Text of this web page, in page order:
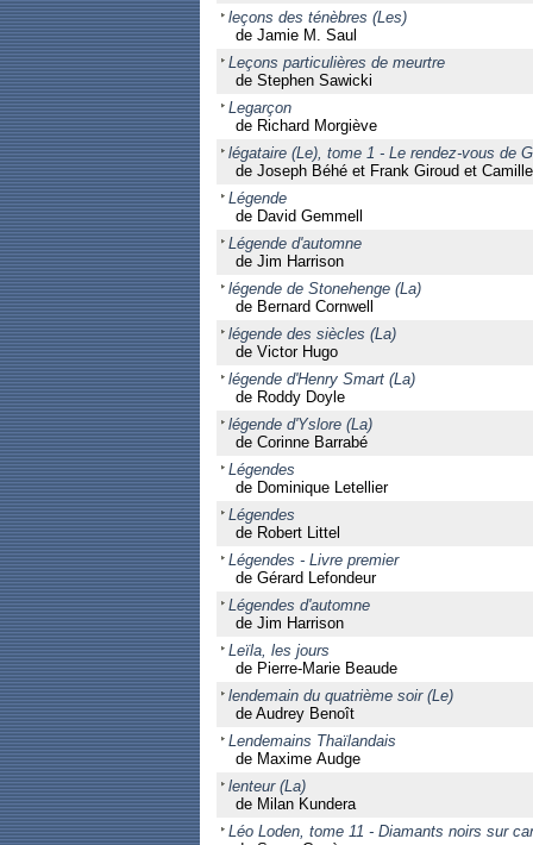
leçons des ténèbres (Les)
de Jamie M. Saul
Leçons particulières de meurtre
de Stephen Sawicki
Legarçon
de Richard Morgiève
légataire (Le), tome 1 - Le rendez-vous de
de Joseph Béhé et Frank Giroud et
Légende
de David Gemmell
Légende d'automne
de Jim Harrison
légende de Stonehenge (La)
de Bernard Cornwell
légende des siècles (La)
de Victor Hugo
légende d'Henry Smart (La)
de Roddy Doyle
légende d'Yslore (La)
de Corinne Barrabé
Légendes
de Dominique Letellier
Légendes
de Robert Littel
Légendes - Livre premier
de Gérard Lefondeur
Légendes d'automne
de Jim Harrison
Leïla, les jours
de Pierre-Marie Beaude
lendemain du quatrième soir (Le)
de Audrey Benoît
Lendemains Thaïlandais
de Maxime Audge
lenteur (La)
de Milan Kundera
Léo Loden, tome 11 - Diamants noirs sur